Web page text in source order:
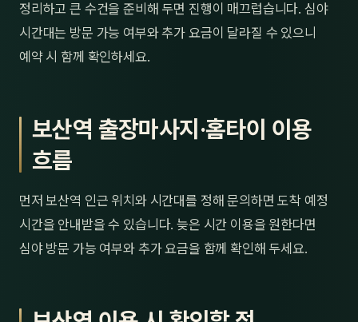
정리하고 큰 수건을 준비해 두면 진행이 매끄럽습니다. 심야
시간대는 방문 가능 여부와 추가 요금이 달라질 수 있으니
예약 시 함께 확인하세요.
보산역 출장마사지·홈타이 이용
흐름
먼저 보산역 인근 위치와 시간대를 정해 문의하면 도착 예정
시간을 안내받을 수 있습니다. 늦은 시간 이용을 원한다면
심야 방문 가능 여부와 추가 요금을 함께 확인해 두세요.